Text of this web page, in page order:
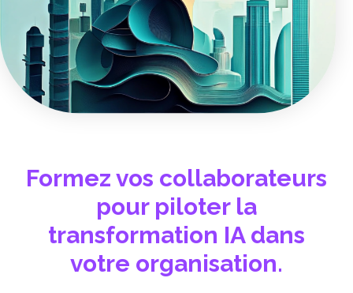
Formez vos collaborateurs
pour piloter la
transformation IA dans
votre organisation.